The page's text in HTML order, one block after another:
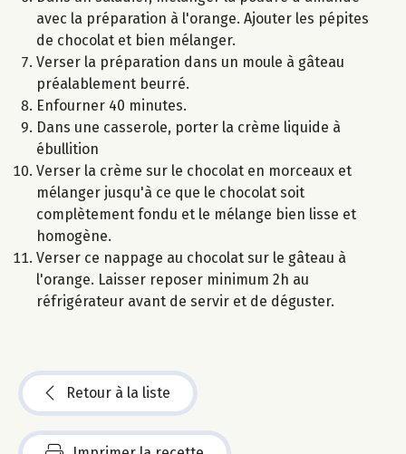
avec la préparation à l'orange. Ajouter les pépites
de chocolat et bien mélanger.
Verser la préparation dans un moule à gâteau
préalablement beurré.
Enfourner 40 minutes.
Dans une casserole, porter la crème liquide à
ébullition
Verser la crème sur le chocolat en morceaux et
mélanger jusqu'à ce que le chocolat soit
complètement fondu et le mélange bien lisse et
homogène.
Verser ce nappage au chocolat sur le gâteau à
l'orange. Laisser reposer minimum 2h au
réfrigérateur avant de servir et de déguster.
Retour à la liste